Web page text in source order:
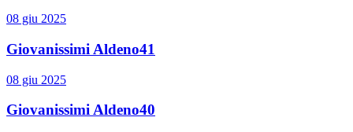
08 giu 2025
Giovanissimi Aldeno41
08 giu 2025
Giovanissimi Aldeno40